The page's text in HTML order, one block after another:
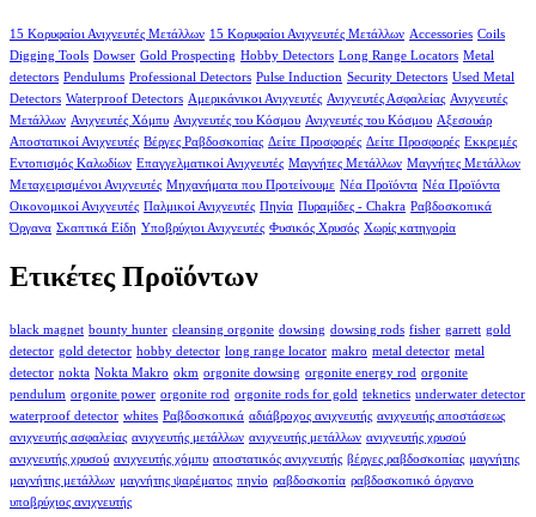
15 Κορυφαίοι Ανιχνευτές Μετάλλων 15 Κορυφαίοι Ανιχνευτές Μετάλλων Accessories Coils
Digging Tools Dowser Gold Prospecting Hobby Detectors Long Range Locators Metal
detectors Pendulums Professional Detectors Pulse Induction Security Detectors Used Metal
Detectors Waterproof Detectors Αμερικάνικοι Ανιχνευτές Ανιχνευτές Ασφαλείας Ανιχνευτές
Μετάλλων Ανιχνευτές Χόμπυ Ανιχνευτές του Κόσμου Ανιχνευτές του Κόσμου Αξεσουάρ
Αποστατικοί Ανιχνευτές Βέργες Ραβδοσκοπίας Δείτε Προσφορές Δείτε Προσφορές Εκκρεμές
Εντοπισμός Καλωδίων Επαγγελματικοί Ανιχνευτές Μαγνήτες Μετάλλων Μαγνήτες Μετάλλων
Μεταχειρισμένοι Ανιχνευτές Μηχανήματα που Προτείνουμε Νέα Προϊόντα Νέα Προϊόντα
Οικονομικοί Ανιχνευτές Παλμικοί Ανιχνευτές Πηνία Πυραμίδες - Chakra Ραβδοσκοπικά
Όργανα Σκαπτικά Είδη Υποβρύχιοι Ανιχνευτές Φυσικός Χρυσός Χωρίς κατηγορία
Ετικέτες Προϊόντων
black magnet bounty hunter cleansing orgonite dowsing dowsing rods fisher garrett gold
detector gold detector hobby detector long range locator makro metal detector metal
detector nokta Nokta Makro okm orgonite dowsing orgonite energy rod orgonite
pendulum orgonite power orgonite rod orgonite rods for gold teknetics underwater detector
waterproof detector whites Ραβδοσκοπικά αδιάβροχος ανιχνευτής ανιχνευτής αποστάσεως
ανιχνευτής ασφαλείας ανιχνευτής μετάλλων ανιχνευτής μετάλλων ανιχνευτής χρυσού
ανιχνευτής χρυσού ανιχνευτής χόμπυ αποστατικός ανιχνευτής βέργες ραβδοσκοπίας μαγνήτης
μαγνήτης μετάλλων μαγνήτης ψαρέματος πηνίο ραβδοσκοπία ραβδοσκοπικό όργανο
υποβρύχιος ανιχνευτής